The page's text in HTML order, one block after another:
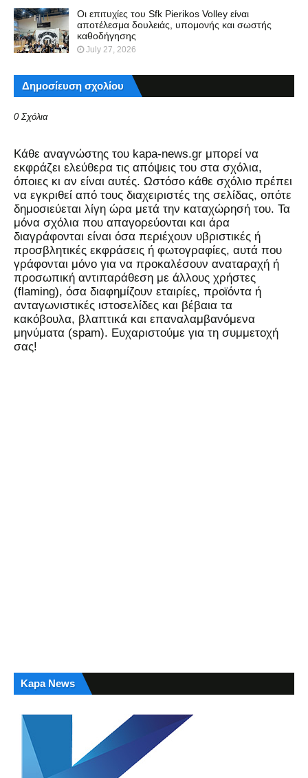
Οι επιτυχίες του Sfk Pierikos Volley είναι
αποτέλεσμα δουλειάς, υπομονής και σωστής
καθοδήγησης
July 27, 2026
Δημοσίευση σχολίου
0 Σχόλια
Kάθε αναγνώστης του kapa-news.gr μπορεί να
εκφράζει ελεύθερα τις απόψεις του στα σχόλια,
όποιες κι αν είναι αυτές. Ωστόσο κάθε σχόλιο πρέπει
να εγκριθεί από τους διαχειριστές της σελίδας, οπότε
δημοσιεύεται λίγη ώρα μετά την καταχώρησή του. Τα
μόνα σχόλια που απαγορεύονται και άρα
διαγράφονται είναι όσα περιέχουν υβριστικές ή
προσβλητικές εκφράσεις ή φωτογραφίες, αυτά που
γράφονται μόνο για να προκαλέσουν αναταραχή ή
προσωπική αντιπαράθεση με άλλους χρήστες
(flaming), όσα διαφημίζουν εταιρίες, προϊόντα ή
ανταγωνιστικές ιστοσελίδες και βέβαια τα
κακόβουλα, βλαπτικά και επαναλαμβανόμενα
μηνύματα (spam). Ευχαριστούμε για τη συμμετοχή
σας!
Kapa News